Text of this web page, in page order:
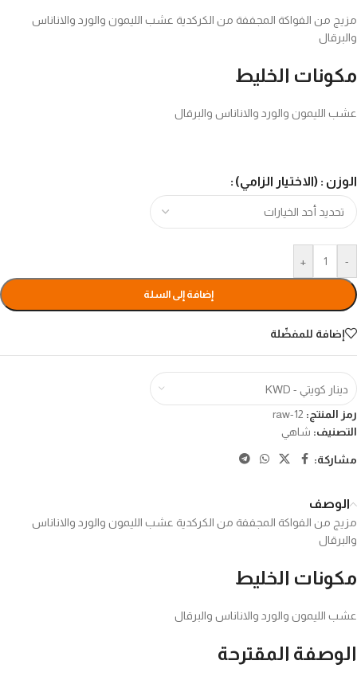
مزيج من الفواكة المجففة من الكركدية عشب الليمون والورد والاناناس
والبرقال
مكونات الخليط
عشب الليمون والورد والاناناس والبرقال
الوزن : (الاختيار الزامي)
-
+
إضافة إلى السلة
إضافة للمفضّلة
دينار كويتي - KWD
رمز المنتج: raw-12
التصنيف: شاهي
مشاركة:
الوصف
مزيج من الفواكة المجففة من الكركدية عشب الليمون والورد والاناناس
والبرقال
مكونات الخليط
عشب الليمون والورد والاناناس والبرقال
الوصفة المقترحة